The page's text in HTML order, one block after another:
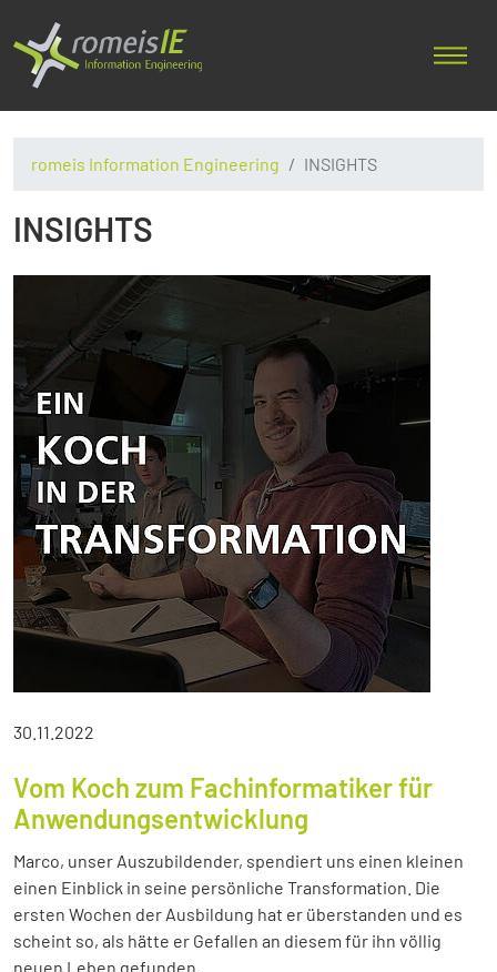
romeis Information Engineering INSIGHTS
INSIGHTS
30.11.2022
Vom Koch zum Fachinformatiker für
Anwendungsentwicklung
Marco, unser Auszubildender, spendiert uns einen kleinen
einen Einblick in seine persönliche Transformation. Die
ersten Wochen der Ausbildung hat er überstanden und es
scheint so, als hätte er Gefallen an diesem für ihn völlig
neuen Leben gefunden.